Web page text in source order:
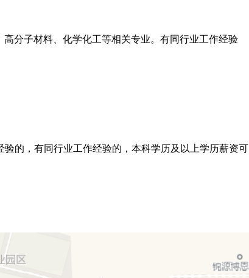
分子材料、化学化工等相关专业。有同行业工作经验
的，有同行业工作经验的，本科学历及以上学历薪资可